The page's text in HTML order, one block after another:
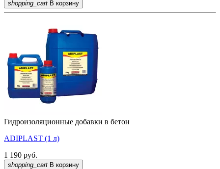
shopping_cart В корзину
Гидроизоляционные добавки в бетон
ADIPLAST (1 л)
1 190 руб.
shopping_cart В корзину